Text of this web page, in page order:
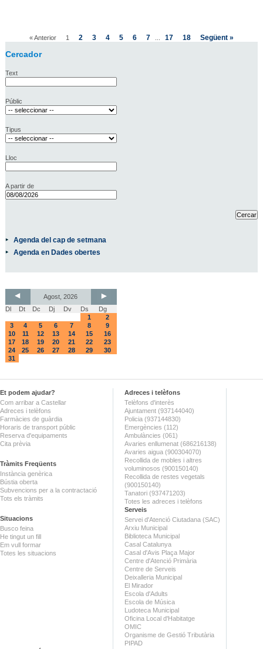
« Anterior 1 2 3 4 5 6 7 17 18 Següent »
Cercador
Text
Públic
Tipus
Lloc
A partir de
Agenda del cap de setmana
Agenda en Dades obertes
Agost, 2026
Dl
Dt Dc Dj Dv Ds
Dg
1
2
3
4 5 6 7 8
9
10
11 12 13 14 15
16
17
18 19 20 21 22
23
24
25 26 27 28 29
30
31
Et podem ajudar?
Com arribar a Castellar
Adreces i telèfons
Farmàcies de guàrdia
Horaris de transport públic
Reserva d'equipaments
Cita prèvia
Tràmits Freqüents
Instància genèrica
Bústia oberta
Subvencions per a la contractació
Tots els tràmits
Situacions
Busco feina
He tingut un fill
Em vull formar
Totes les situacions
Adreces i telèfons
Telèfons d'interès
Ajuntament (937144040)
Policia (937144830)
Emergències (112)
Ambulàncies (061)
Avaries enllumenat (686216138)
Avaries aigua (900304070)
Recollida de mobles i altres
voluminosos (900150140)
Recollida de restes vegetals
(900150140)
Tanatori (937471203)
Totes les adreces i telèfons
Serveis
Servei d'Atenció Ciutadana (SAC)
Arxiu Municipal
Biblioteca Municipal
Casal Catalunya
Casal d'Avis Plaça Major
Centre d'Atenció Primària
Centre de Serveis
Deixalleria Municipal
El Mirador
Escola d'Adults
Escola de Música
Ludoteca Municipal
Oficina Local d'Habitatge
OMIC
Organisme de Gestió Tributària
PIPAD